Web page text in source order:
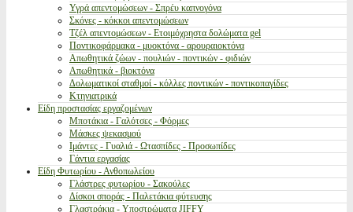
Υγρά απεντομώσεων - Σπρέυ καπνογόνα
Σκόνες - κόκκοι απεντομώσεων
Τζέλ απεντομώσεων - Ετοιμόχρηστα δολώματα gel
Ποντικοφάρμακα - μυοκτόνα - αρουραιοκτόνα
Απωθητικά ζώων - πουλιών - ποντικών - φιδιών
Απωθητικά - βιοκτόνα
Δολωματικοί σταθμοί - κόλλες ποντικών - ποντικοπαγίδες
Κτηνιατρικά
Είδη προστασίας εργαζομένων
Μποτάκια - Γαλότσες - Φόρμες
Μάσκες ψεκασμού
Ιμάντες - Γυαλιά - Ωτασπίδες - Προσωπίδες
Γάντια εργασίας
Είδη Φυτωρίου - Ανθοπωλείου
Γλάστρες φυτωρίου - Σακούλες
Δίσκοι σποράς - Παλετάκια φύτευσης
Γλαστράκια - Υποστρώματα JIFFY